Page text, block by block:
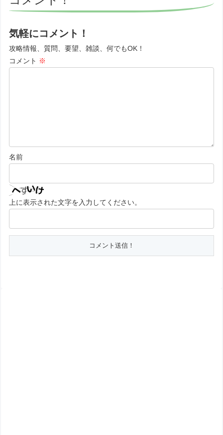
気軽にコメント！
攻略情報、質問、要望、雑談、何でもOK！
コメント ※
名前
上に表示された文字を入力してください。